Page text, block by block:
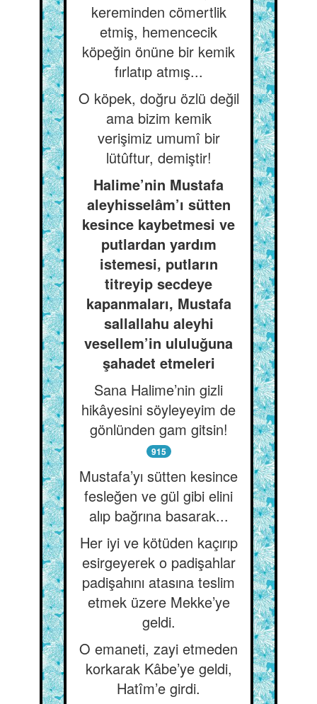
kereminden cömertlik
etmiş, hemencecik
köpeğin önüne bir kemik
fırlatıp atmış...
O köpek, doğru özlü değil
ama bizim kemik
verişimiz umumî bir
lütûftur, demiştir!
Halime’nin Mustafa
aleyhisselâm’ı sütten
kesince kaybetmesi ve
putlardan yardım
istemesi, putların
titreyip secdeye
kapanmaları, Mustafa
sallallahu aleyhi
vesellem’in ululuğuna
şahadet etmeleri
Sana Halime’nin gizli
hikâyesini söyleyeyim de
gönlünden gam gitsin!
915
Mustafa’yı sütten kesince
fesleğen ve gül gibi elini
alıp bağrına basarak...
Her iyi ve kötüden kaçırıp
esirgeyerek o padişahlar
padişahını atasına teslim
etmek üzere Mekke’ye
geldi.
O emaneti, zayi etmeden
korkarak Kâbe’ye geldi,
Hatîm’e girdi.